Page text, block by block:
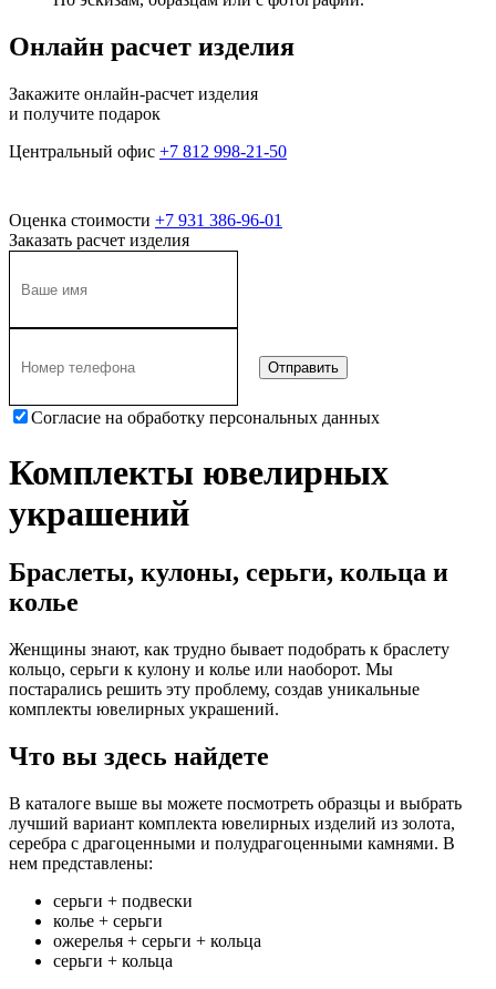
Онлайн расчет изделия
Закажите онлайн-расчет изделия
и получите подарок
Центральный офис +7 812 998-21-50
Оценка стоимости +7 931 386-96-01
Заказать расчет изделия
Согласие на обработку персональных данных
Комплекты ювелирных
украшений
Браслеты, кулоны, серьги, кольца и
колье
Женщины знают, как трудно бывает подобрать к браслету
кольцо, серьги к кулону и колье или наоборот. Мы
постарались решить эту проблему, создав уникальные
комплекты ювелирных украшений.
Что вы здесь найдете
В каталоге выше вы можете посмотреть образцы и выбрать
лучший вариант комплекта ювелирных изделий из золота,
серебра с драгоценными и полудрагоценными камнями. В
нем представлены:
серьги + подвески
колье + серьги
ожерелья + серьги + кольца
серьги + кольца